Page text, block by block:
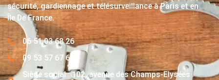
sécurité, gardiennage et télésurveillance à Paris et en
Île De France.
06 51 03 68 26
09 53 57 67 63
Siège social : 102, avenue des Champs-Elysées